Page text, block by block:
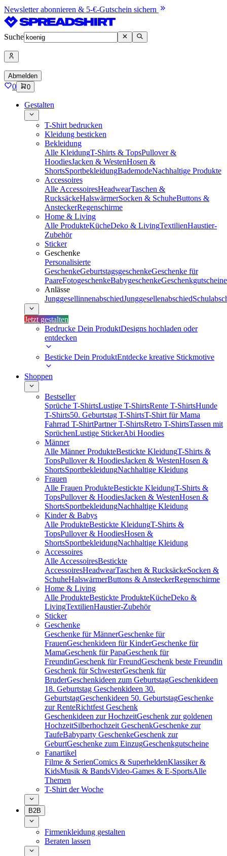
Newsletter abonnieren & 5-€-Gutschein sichern
Suche
Abmelden
0 0
Gestalten
T-Shirt bedrucken
Kleidung besticken
Bekleidung
Alle KleidungT-Shirts & TopsPullover &
HoodiesJacken & WestenHosen &
ShortsSportbekleidungBademodeNachhaltige Produkte
Accessoires
Alle AccessoiresHeadwearTaschen &
RucksäckeHalswärmerSocken & SchuheButtons &
AnsteckerRegenschirme
Home & Living
Alle ProdukteKücheDeko & LivingTextilienHaustier-
Zubehör
Sticker
Geschenke
Personalisierte
GeschenkeGeburtstagsgeschenkeGeschenke für
PaareFotogeschenkeBabygeschenkeGeschenkgutscheine
Anlässe
JunggesellinnenabschiedJunggesellenabschied
Jetzt gestalten
Bedrucke Dein ProduktDesigns hochladen oder
entdecken
Besticke Dein ProduktEntdecke kreative Stickmotive
Shoppen
Bestseller
Sprüche T-ShirtsLustige T-ShirtsRente T-ShirtsHunde
T-Shirts50. Geburtstag T-ShirtsT-Shirt für Mama
Fahrrad T-ShirtPartner T-ShirtsRetro T-ShirtsTassen mit
SprüchenLustige StickerAbi Hoodies
Männer
Alle Männer ProdukteBestickte KleidungT-Shirts &
TopsPullover & HoodiesJacken & WestenHosen &
ShortsSportbekleidungNachhaltige Kleidung
Frauen
Alle Frauen ProdukteBestickte KleidungT-Shirts &
TopsPullover & HoodiesJacken & WestenHosen &
ShortsSportbekleidungNachhaltige Kleidung
Kinder & Babys
Alle ProdukteBestickte KleidungT-Shirts &
TopsPullover & HoodiesHosen &
ShortsSportbekleidungNachhaltige Kleidung
Accessoires
Alle AccessoiresBestickte
AccessoiresHeadwearTaschen & RucksäckeSocken &
SchuheHalswärmerButtons & AnsteckerRegenschirme
Home & Living
Alle ProdukteBestickte ProdukteKücheDeko &
LivingTextilienHaustier-Zubehör
Sticker
Geschenke
Geschenke für MännerGeschenke für
FrauenGeschenkideen für KinderGeschenke für
MamaGeschenk für PapaGeschenk für
FreundinGeschenk für FreundGeschenk beste Freundin
Geschenk für SchwesterGeschenk für
BruderGeschenkideen zum GeburtstagGeschenkideen
18. Geburtstag Geschenkideen 30.
GeburtstagGeschenkideen 50. GeburtstagGeschenke
zur RenteRichtfest Geschenk
Geschenkideen zur HochzeitGeschenk zur goldenen
HochzeitSilberhochzeit GeschenkGeschenke zur
TaufeBabyparty GeschenkeGeschenk zur
GeburtGeschenke zum EinzugGeschenkgutscheine
Fanartikel
Filme & SerienComics & SuperheldenKlassiker &
KidsMusik & BandsVideo-Games & E-SportsAlle
Themen
T-Shirt der Woche
B2B
Firmenkleidung gestalten
Beraten lassen